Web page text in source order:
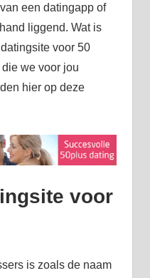
een datingapp of
liggend. Wat is
voor 50
we voor jou
hier op deze
voor
is zoals de naam